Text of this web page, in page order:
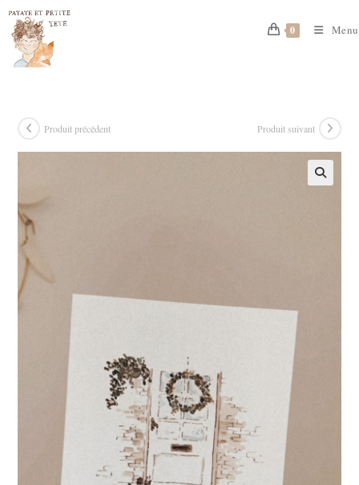
Skip
content
0 Menu
Produit précédent Produit suivant